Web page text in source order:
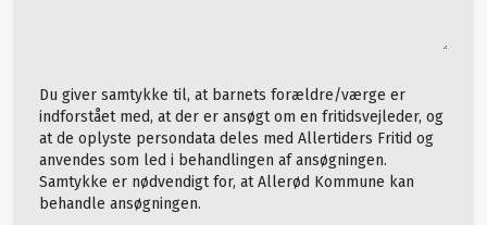
Du giver samtykke til, at barnets forældre/værge er
indforstået med, at der er ansøgt om en fritidsvejleder, og
at de oplyste persondata deles med Allertiders Fritid og
anvendes som led i behandlingen af ansøgningen.
Samtykke er nødvendigt for, at Allerød Kommune kan
behandle ansøgningen.